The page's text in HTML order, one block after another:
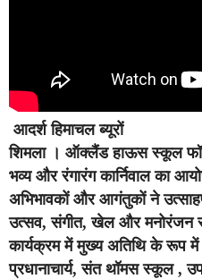
आदर्श हिमाचल ब्यूरों
शिमला । ऑक्लैंड हाऊस स्कूल फॉर
भव्य और रंगारंग कार्निवाल का
अभिभावकों और आगंतुकों ने
उत्सव, संगीत, खेल और मनोरंजन
कार्यक्रम में मुख्य अतिथि के रूप में
प्रधानाचार्य, संत थॉमस स्कूल ,